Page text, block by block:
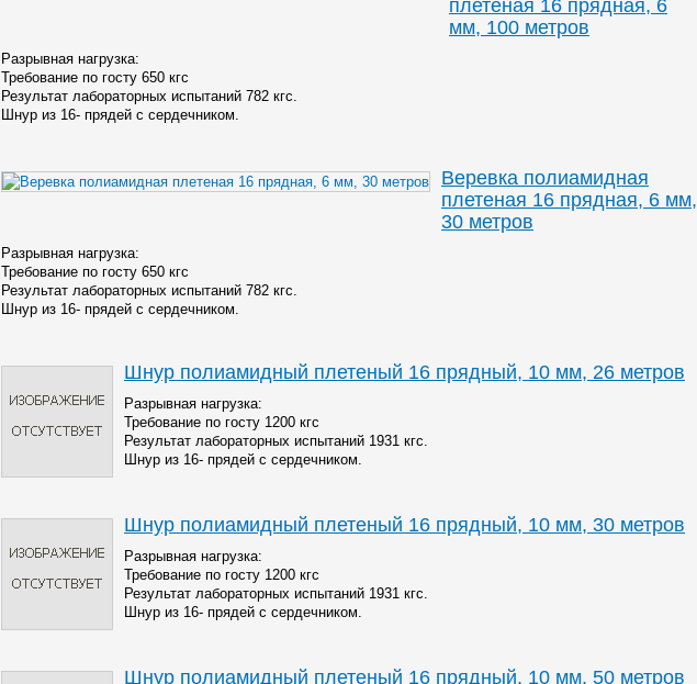
плетеная 16 прядная, 6
мм, 100 метров
Разрывная нагрузка:
Требование по госту 650 кгс
Результат лабораторных испытаний 782 кгс.
Шнур из 16- прядей с сердечником.
Веревка полиамидная
плетеная 16 прядная, 6 мм,
30 метров
Разрывная нагрузка:
Требование по госту 650 кгс
Результат лабораторных испытаний 782 кгс.
Шнур из 16- прядей с сердечником.
Шнур полиамидный плетеный 16 прядный, 10 мм, 26 метров
Разрывная нагрузка:
Требование по госту 1200 кгс
Результат лабораторных испытаний 1931 кгс.
Шнур из 16- прядей с сердечником.
Шнур полиамидный плетеный 16 прядный, 10 мм, 30 метров
Разрывная нагрузка:
Требование по госту 1200 кгс
Результат лабораторных испытаний 1931 кгс.
Шнур из 16- прядей с сердечником.
Шнур полиамидный плетеный 16 прядный, 10 мм, 50 метров